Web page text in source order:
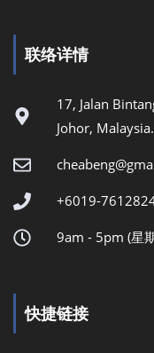
联络详情
17, Jalan
Johor, Malaysia.
+6019-
9am - 5pm (星
快捷链接